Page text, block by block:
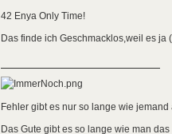
42 Enya Only Time!
Das finde ich Geschmacklos,weil es
Fehler gibt es nur so lange wie jemand
Das Gute gibt es so lange wie man